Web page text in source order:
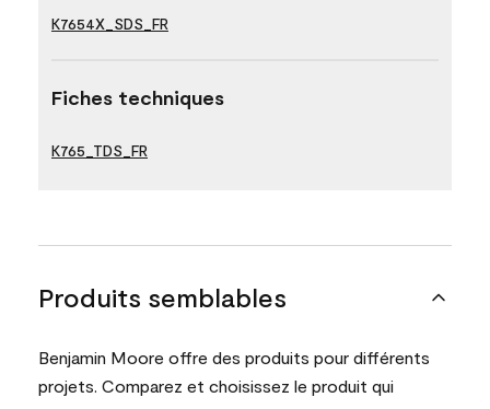
K7654X_SDS_FR
Fiches techniques
K765_TDS_FR
Produits semblables
Benjamin Moore offre des produits pour différents
projets. Comparez et choisissez le produit qui